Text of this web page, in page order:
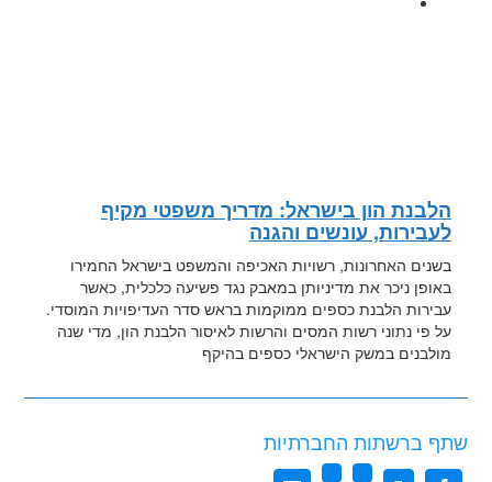
הלבנת הון בישראל: מדריך משפטי מקיף
לעבירות, עונשים והגנה
בשנים האחרונות, רשויות האכיפה והמשפט בישראל החמירו
באופן ניכר את מדיניותן במאבק נגד פשיעה כלכלית, כאשר
עבירות הלבנת כספים ממוקמות בראש סדר העדיפויות המוסדי.
על פי נתוני רשות המסים והרשות לאיסור הלבנת הון, מדי שנה
מולבנים במשק הישראלי כספים בהיקף
שתף ברשתות החברתיות